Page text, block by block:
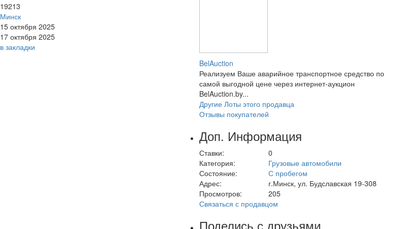
19213
Минск
15 октября 2025
17 октября 2025
в закладки
BelAuction
Реализуем Ваше аварийное транспортное средство по
самой выгодной цене через интернет-аукцион
BelAuction.by...
Другие Лоты этого продавца
Отзывы покупателей
Доп. Информация
Ставки:
0
Категория:
Грузовые автомобили
Состояние:
С пробегом
Адрес:
г.Минск, ул. Будславская 19-308
Просмотров:
205
Связаться с продавцом
Поделись с друзьями